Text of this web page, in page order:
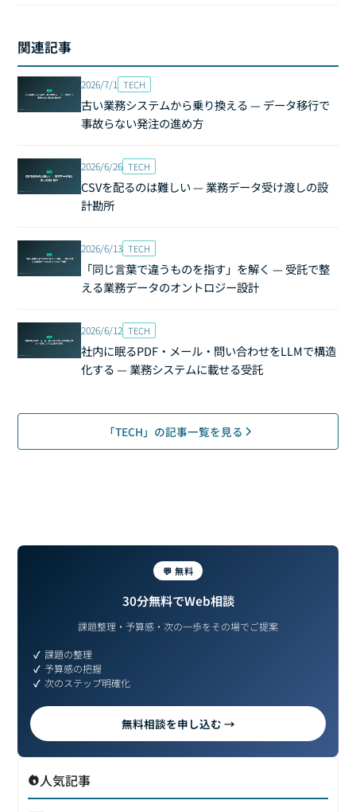
関連記事
2026/7/1 TECH
古い業務システムから乗り換える — データ移行で
事故らない発注の進め方
2026/6/26 TECH
CSVを配るのは難しい — 業務データ受け渡しの設
計勘所
2026/6/13 TECH
「同じ言葉で違うものを指す」を解く — 受託で整
える業務データのオントロジー設計
2026/6/12 TECH
社内に眠るPDF・メール・問い合わせをLLMで構造
化する — 業務システムに載せる受託
「TECH」の記事一覧を見る
💬 無料
30分無料でWeb相談
課題整理・予算感・次の一歩をその場でご提案
課題の整理
予算感の把握
次のステップ明確化
無料相談を申し込む →
人気記事